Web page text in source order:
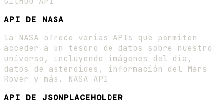
API DE NASA
la NASA ofrece varias APIs que permiten
acceder a un tesoro de datos sobre nuestro
universo, incluyendo imágenes del día,
datos de asteroides, información del Mars
Rover y más. NASA API
API DE JSONPLACEHOLDER